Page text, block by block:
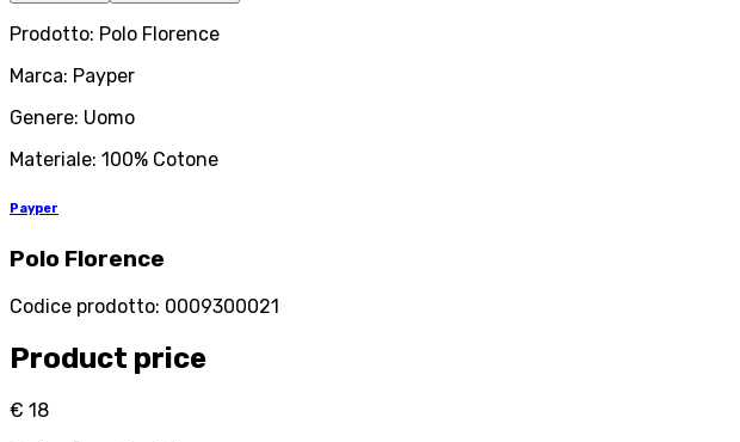
Prodotto: Polo Florence
Marca: Payper
Genere: Uomo
Materiale: 100% Cotone
Payper
Polo Florence
Codice prodotto: 0009300021
Product price
€ 18